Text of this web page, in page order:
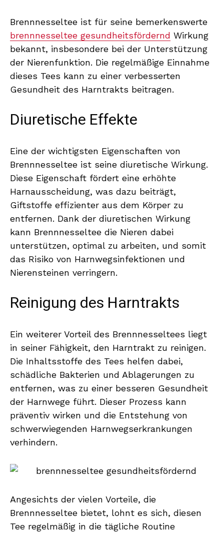
Brennnesseltee ist für seine bemerkenswerte
brennnesseltee gesundheitsfördernd Wirkung
bekannt, insbesondere bei der Unterstützung
der Nierenfunktion. Die regelmäßige Einnahme
dieses Tees kann zu einer verbesserten
Gesundheit des Harntrakts beitragen.
Diuretische Effekte
Eine der wichtigsten Eigenschaften von
Brennnesseltee ist seine diuretische Wirkung.
Diese Eigenschaft fördert eine erhöhte
Harnausscheidung, was dazu beiträgt,
Giftstoffe effizienter aus dem Körper zu
entfernen. Dank der diuretischen Wirkung
kann Brennnesseltee die Nieren dabei
unterstützen, optimal zu arbeiten, und somit
das Risiko von Harnwegsinfektionen und
Nierensteinen verringern.
Reinigung des Harntrakts
Ein weiterer Vorteil des Brennnesseltees liegt
in seiner Fähigkeit, den Harntrakt zu reinigen.
Die Inhaltsstoffe des Tees helfen dabei,
schädliche Bakterien und Ablagerungen zu
entfernen, was zu einer besseren Gesundheit
der Harnwege führt. Dieser Prozess kann
präventiv wirken und die Entstehung von
schwerwiegenden Harnwegserkrankungen
verhindern.
Angesichts der vielen Vorteile, die
Brennnesseltee bietet, lohnt es sich, diesen
Tee regelmäßig in die tägliche Routine